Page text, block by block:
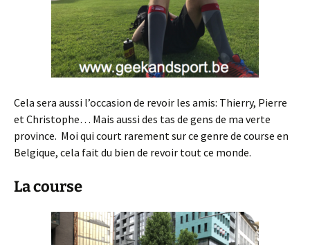
Cela sera aussi l’occasion de revoir les amis: Thierry, Pierre
et Christophe… Mais aussi des tas de gens de ma verte
province. Moi qui court rarement sur ce genre de course en
Belgique, cela fait du bien de revoir tout ce monde.
La course